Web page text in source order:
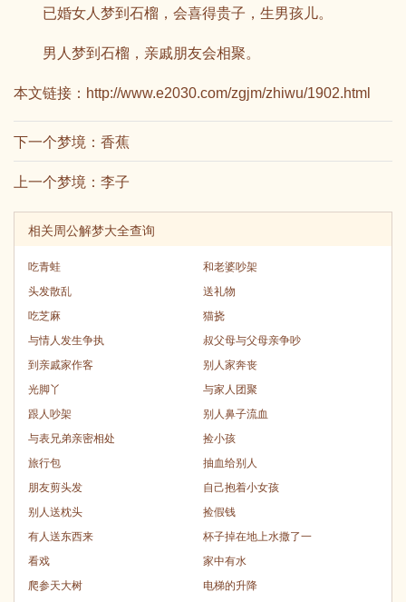
已婚女人梦到石榴，会喜得贵子，生男孩儿。
男人梦到石榴，亲戚朋友会相聚。
本文链接： http://www.e2030.com/zgjm/zhiwu/1902.html
下一个梦境： 香蕉
上一个梦境： 李子
相关周公解梦大全查询
吃青蛙
和老婆吵架
头发散乱
送礼物
吃芝麻
猫挠
与情人发生争执
叔父母与父母亲争吵
到亲戚家作客
别人家奔丧
光脚丫
与家人团聚
跟人吵架
别人鼻子流血
与表兄弟亲密相处
捡小孩
旅行包
抽血给别人
朋友剪头发
自己抱着小女孩
别人送枕头
捡假钱
有人送东西来
杯子掉在地上水撒了一
看戏
家中有水
爬参天大树
电梯的升降